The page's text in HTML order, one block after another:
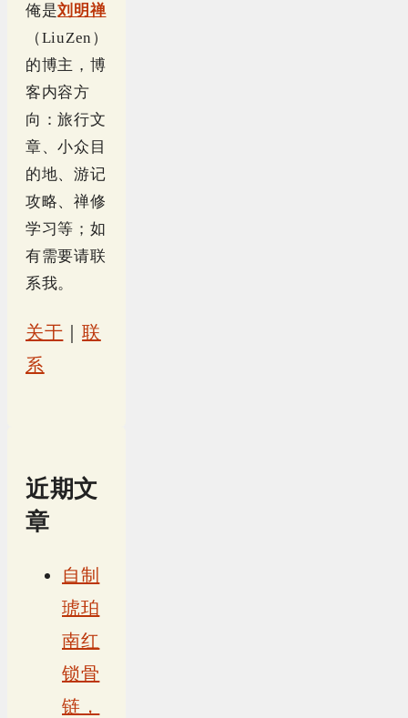
俺是刘明禅
（LiuZen）
的博主，博
客内容方
向：旅行文
章、小众目
的地、游记
攻略、禅修
学习等；如
有需要请联
系我。
关于 ｜联
系
近期文
章
自制
琥珀
南红
锁骨
链，